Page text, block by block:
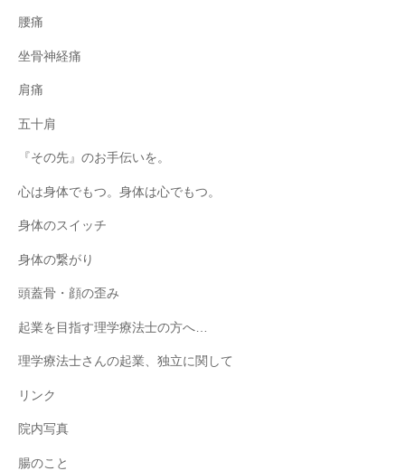
腰痛
坐骨神経痛
肩痛
五十肩
『その先』のお手伝いを。
心は身体でもつ。身体は心でもつ。
身体のスイッチ
身体の繋がり
頭蓋骨・顔の歪み
起業を目指す理学療法士の方へ…
理学療法士さんの起業、独立に関して
リンク
院内写真
腸のこと